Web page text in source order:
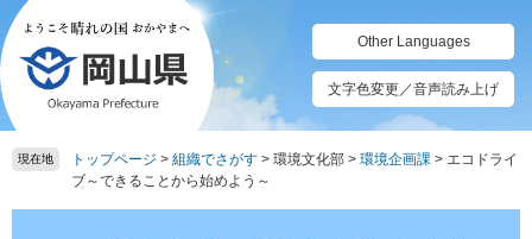
ペ
ー
ジ
の
先
頭
メ
ニ
ュ
ー
を
飛
て
Other Languages
文字色変更／音声読み上げ
現在地 トップページ > 組織でさがす > 環境文化部 > 環境企画課 > エコドライ
ブ～できることから始めよう～